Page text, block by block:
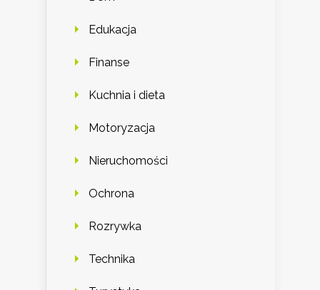
Edukacja
Finanse
Kuchnia i dieta
Motoryzacja
Nieruchomości
Ochrona
Rozrywka
Technika